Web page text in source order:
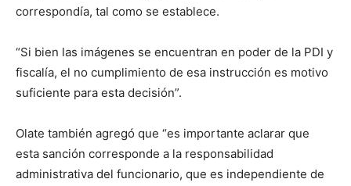
correspondía, tal como se establece.
“Si bien las imágenes se encuentran en poder de la PDI y
fiscalía, el no cumplimiento de esa instrucción es motivo
suficiente para esta decisión”.
Olate también agregó que “es importante aclarar que
esta sanción corresponde a la responsabilidad
administrativa del funcionario, que es independiente de